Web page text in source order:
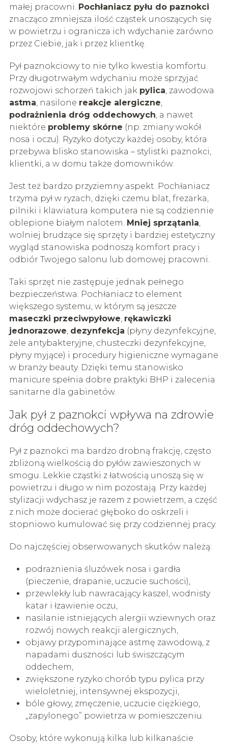
małej pracowni. Pochłaniacz pyłu do paznokci
znacząco zmniejsza ilość cząstek unoszących się
w powietrzu i ogranicza ich wdychanie zarówno
przez Ciebie, jak i przez klientkę.
Pył paznokciowy to nie tylko kwestia komfortu.
Przy długotrwałym wdychaniu może sprzyjać
rozwojowi schorzeń takich jak pylica , zawodowa
astma , nasilone reakcje alergiczne
podrażnienia dróg oddechowych , a nawet
niektóre problemy skórne (np. zmiany wokół
nosa i oczu). Ryzyko dotyczy każdej osoby, która
przebywa blisko stanowiska – stylistki paznokci,
klientki, a w domu także domowników.
Jest też bardzo przyziemny aspekt. Pochłaniacz
trzyma pył w ryzach, dzięki czemu blat, frezarka,
pilniki i klawiatura komputera nie są codziennie
oblepione białym nalotem. Mniej sprzątania
wolniej brudzące się sprzęty i bardziej estetyczny
wygląd stanowiska podnoszą komfort pracy i
odbiór Twojego salonu lub domowej pracowni.
Taki sprzęt nie zastępuje jednak pełnego
bezpieczeństwa. Pochłaniacz to element
większego systemu, w którym są jeszcze
maseczki przeciwpyłowe rękawiczki
jednorazowe dezynfekcja (płyny dezynfekcyjne,
żele antybakteryjne, chusteczki dezynfekcyjne,
płyny myjące) i procedury higieniczne wymagane
w branży beauty. Dzięki temu stanowisko
manicure spełnia dobre praktyki BHP i zalecenia
sanitarne dla gabinetów.
Jak pył z paznokci wpływa na zdrowie
dróg oddechowych?
Pył z paznokci ma bardzo drobną frakcję, często
zbliżoną wielkością do pyłów zawieszonych w
smogu. Lekkie cząstki z łatwością unoszą się w
powietrzu i długo w nim pozostają. Przy każdej
stylizacji wdychasz je razem z powietrzem, a część
z nich może docierać głęboko do oskrzeli i
stopniowo kumulować się przy codziennej pracy.
Do najczęściej obserwowanych skutków należą:
podrażnienia śluzówek nosa i gardła
(pieczenie, drapanie, uczucie suchości),
przewlekły lub nawracający kaszel, wodnisty
katar i łzawienie oczu,
nasilanie istniejących alergii wziewnych oraz
rozwój nowych reakcji alergicznych,
objawy przypominające astmę zawodową, z
napadami duszności lub świszczącym
oddechem,
zwiększone ryzyko chorób typu pylica przy
wieloletniej, intensywnej ekspozycji,
bóle głowy, zmęczenie, uczucie ciężkiego,
„zapy­lonego” powietrza w pomieszczeniu.
Osoby, które wykonują kilka lub kilkanaście